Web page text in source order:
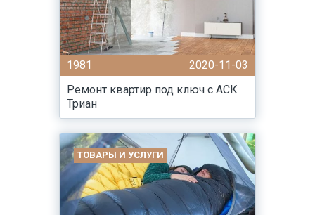
1981
2020-11-03
Ремонт квартир под ключ с АСК
Триан
ТОВАРЫ И УСЛУГИ